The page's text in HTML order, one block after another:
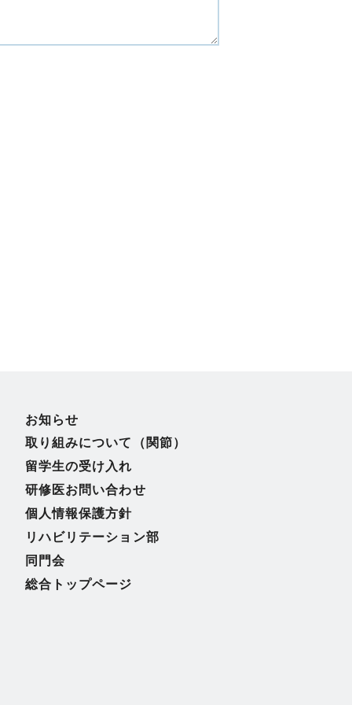
お知らせ
取り組みについて（関節）
留学生の受け入れ
研修医お問い合わせ
個人情報保護方針
リハビリテーション部
同門会
総合トップページ